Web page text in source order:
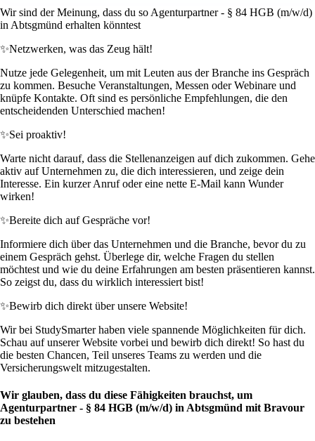
Wir sind der Meinung, dass du so Agenturpartner - § 84 HGB (m/w/d)
in Abtsgmünd erhalten könntest
✨Netzwerken, was das Zeug hält!
Nutze jede Gelegenheit, um mit Leuten aus der Branche ins Gespräch
zu kommen. Besuche Veranstaltungen, Messen oder Webinare und
knüpfe Kontakte. Oft sind es persönliche Empfehlungen, die den
entscheidenden Unterschied machen!
✨Sei proaktiv!
Warte nicht darauf, dass die Stellenanzeigen auf dich zukommen. Gehe
aktiv auf Unternehmen zu, die dich interessieren, und zeige dein
Interesse. Ein kurzer Anruf oder eine nette E-Mail kann Wunder
wirken!
✨Bereite dich auf Gespräche vor!
Informiere dich über das Unternehmen und die Branche, bevor du zu
einem Gespräch gehst. Überlege dir, welche Fragen du stellen
möchtest und wie du deine Erfahrungen am besten präsentieren kannst.
So zeigst du, dass du wirklich interessiert bist!
✨Bewirb dich direkt über unsere Website!
Wir bei StudySmarter haben viele spannende Möglichkeiten für dich.
Schau auf unserer Website vorbei und bewirb dich direkt! So hast du
die besten Chancen, Teil unseres Teams zu werden und die
Versicherungswelt mitzugestalten.
Wir glauben, dass du diese Fähigkeiten brauchst, um
Agenturpartner - § 84 HGB (m/w/d) in Abtsgmünd mit Bravour
zu bestehen